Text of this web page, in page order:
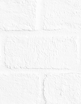
權人或使用人
相關單位洽商
查封後經地政
或其他利害關
資訊揭露於拍